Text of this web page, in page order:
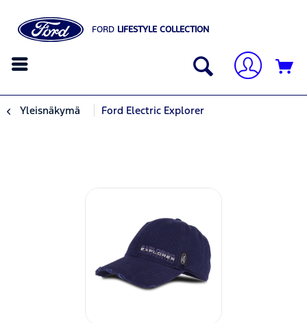
FORD LIFESTYLE COLLECTION
Yleisnäkymä Ford Electric Explorer